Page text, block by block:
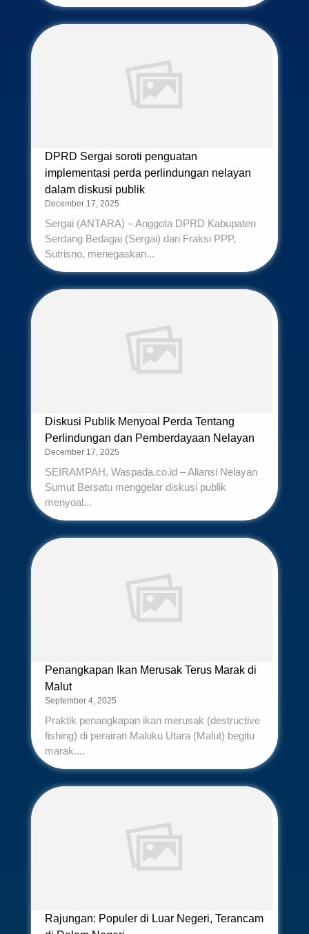
DPRD Sergai soroti penguatan
implementasi perda perlindungan nelayan
dalam diskusi publik
December 17, 2025
Sergai (ANTARA) – Anggota DPRD Kabupaten
Serdang Bedagai (Sergai) dari Fraksi PPP,
Sutrisno, menegaskan...
Diskusi Publik Menyoal Perda Tentang
Perlindungan dan Pemberdayaan Nelayan
December 17, 2025
SEIRAMPAH, Waspada.co.id – Aliansi Nelayan
Sumut Bersatu menggelar diskusi publik
menyoal...
Penangkapan Ikan Merusak Terus Marak di
Malut
September 4, 2025
Praktik penangkapan ikan merusak (destructive
fishing) di perairan Maluku Utara (Malut) begitu
marak....
Rajungan: Populer di Luar Negeri, Terancam